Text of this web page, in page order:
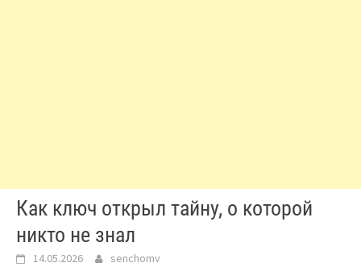
Как ключ открыл тайну, о которой
никто не знал
14.05.2026 senchomv